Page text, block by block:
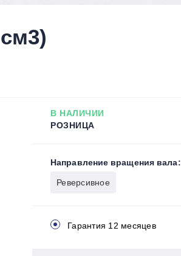
В НАЛИЧИИ
РОЗНИЦА
Направление вращения вала:
Реверсивное
Гарантия 12 месяцев